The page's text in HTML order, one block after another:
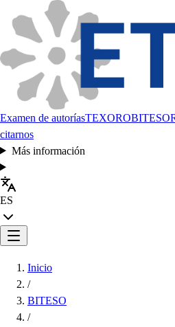
Examen de autoríasTEXOROBITESO
citarnos
Más información
ES
Inicio
/
BITESO
/